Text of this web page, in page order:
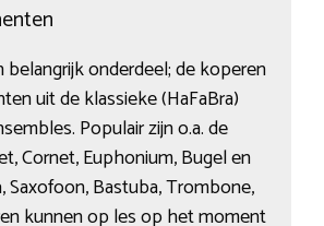
belangrijk onderdeel; de koperen
uit de klassieke (HaFaBra)
Populair zijn o.a. de
Cornet, Euphonium, Bugel en
Saxofoon, Bastuba, Trombone,
kunnen op les op het moment